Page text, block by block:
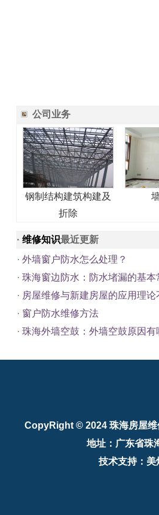
公司业务
钢制结构建筑构建及
折除
· 维修知识最近更新
· 外墙窗户防水怎么处理？
· 珠海窗边防水：防水堵漏的基本
· 房屋维修与新建房屋的应用理
· 窗户防水维修方法
· 珠海外墙空鼓：外墙空鼓原因有
CopyRight © 2024 珠海房屋维
地址：广东省珠
技术支持：美